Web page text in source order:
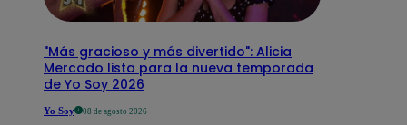
"Más gracioso y más divertido": Alicia
Mercado lista para la nueva temporada
de Yo Soy 2026
Yo Soy 08 de agosto 2026